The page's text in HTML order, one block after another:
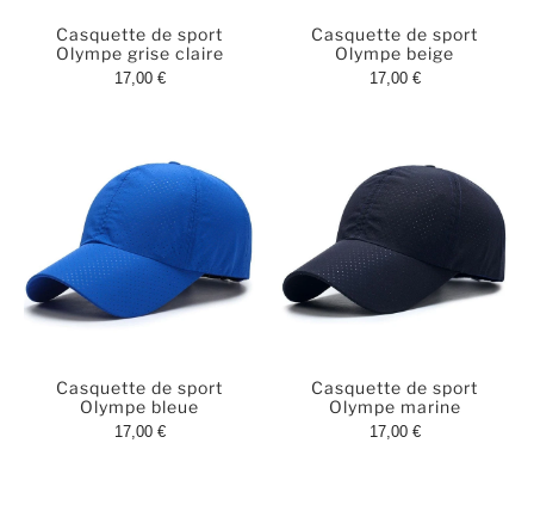
Casquette de sport
Olympe grise claire
17,00 €
Casquette de sport
Olympe beige
17,00 €
Casquette de sport
Olympe bleue
17,00 €
Casquette de sport
Olympe marine
17,00 €